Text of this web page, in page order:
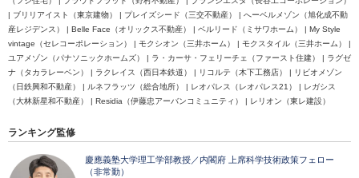
| ブリリアイスト（東京建物） | プレイズシード（三交不動産） | へーベルメゾン（旭化成不動
産レジデンス） | Belle Face（オリックス不動産） | ベルリード（ミサワホーム） | My Style
vintage（セレコーポレーション） | モクシオン（三井ホーム） | モクスタイル（三井ホーム） |
ユアメゾン（パナソニックホームズ） | ラ・カーサ・フェリーチェ（ファースト住建） | ラグゼ
ナ（タカラレーベン） | ラクレイス（西日本鉄道） | リコルテ（木下工務店） | リビオメゾン
（日鉄興和不動産） | ルネフラッツ（総合地所） | レオパレス（レオパレス21） | レガシス
（大林新星和不動産） | Residia（伊藤忠アーバンコミュニティ） | レリオン（東レ建設）
ランキング監修
慶應義塾大学理工学部教授／内閣府 上席科学技術政策フェロー
（非常勤）